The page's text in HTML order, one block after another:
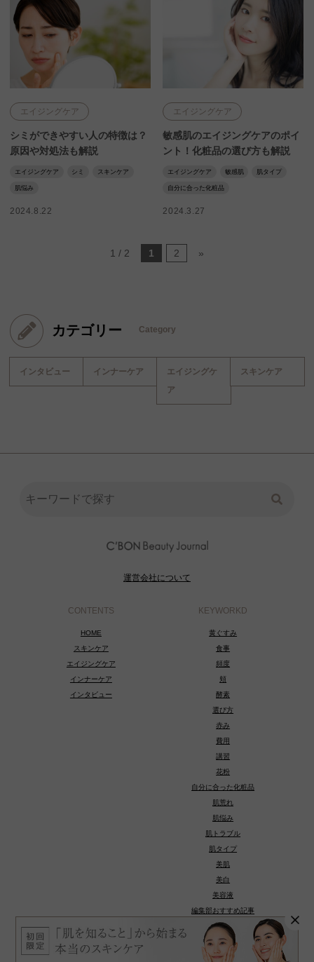
エイジングケア
シミができやすい人の特徴は？
原因や対処法も解説
エイジングケア シミ スキンケア
肌悩み
2024.8.22
エイジングケア
敏感肌のエイジングケアのポイ
ント！化粧品の選び方も解説
エイジングケア 敏感肌 肌タイプ
自分に合った化粧品
2024.3.27
1 / 2 1 2 »
カテゴリー Category
インタビュー インナーケア
エイジングケ
ア
スキンケア
運営会社について
CONTENTS
HOME
スキンケア
エイジングケア
インナーケア
インタビュー
KEYWORKD
黄ぐすみ
食事
頻度
頬
酵素
選び方
赤み
費用
講習
花粉
自分に合った化粧品
肌荒れ
肌悩み
肌トラブル
肌タイプ
美肌
美白
美容液
編集部おすすめ記事
種類